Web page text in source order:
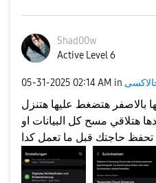
Shad00w
Active Level 6
‎05-31-2025 02:14 AM in
بالاصفر هتضغط عليها هتنزل
هتلاقي مسح كل البيانات او
حاجتك قبل ما تعمل كدا